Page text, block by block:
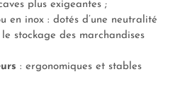
plus exigeantes ;
en inox : dotés d’une neutralité
stockage des marchandises
: ergonomiques et stables